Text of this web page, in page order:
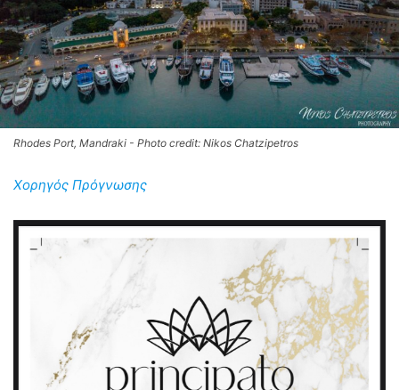
Rhodes Port, Mandraki - Photo credit: Nikos Chatzipetros
Χορηγός Πρόγνωσης